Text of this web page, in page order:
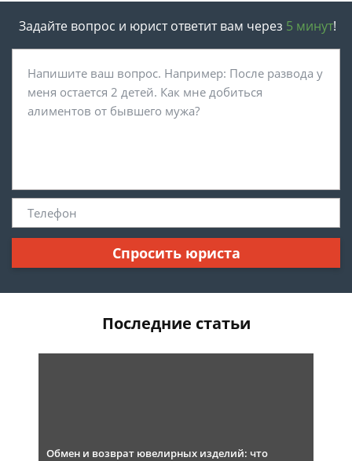
Задайте вопрос и юрист ответит вам через 5 минут!
Спросить юриста
Последние статьи
Обмен и возврат ювелирных изделий: что